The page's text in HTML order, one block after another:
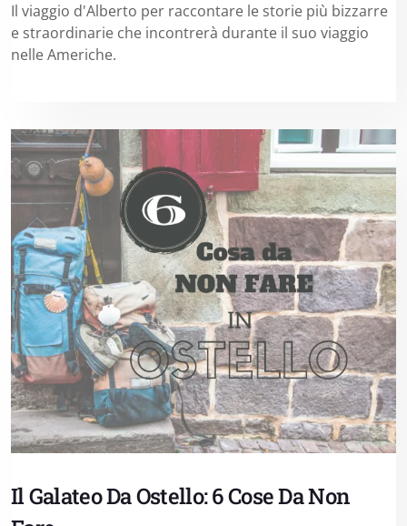
Il viaggio d'Alberto per raccontare le storie più bizzarre
e straordinarie che incontrerà durante il suo viaggio
nelle Americhe.
Il Galateo Da Ostello: 6 Cose Da Non